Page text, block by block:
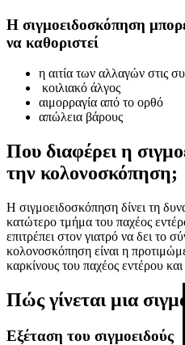
Η σιγμοειδοσκόπηση
να καθοριστεί
η αιτία των αλλαγών στις
κοιλιακό άλγος
αιμορραγία από το ορθό
απώλεια βάρους
Που διαφέρει η
την κολονοσκόπηση;
Η σιγμοειδοσκόπηση δίνει τη
κατώτερο τμήμα του παχέος
επιτρέπει στον γιατρό να δει το
κολονοσκόπηση είναι η
καρκίνους του παχέος εντέρου
Πώς γίνεται μια
Εξέταση του σιγμοειδούς